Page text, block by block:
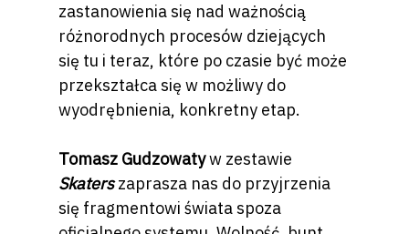
zastanowienia się nad ważnością
różnorodnych procesów dziejących
się tu i teraz, które po czasie być może
przekształca się w możliwy do
wyodrębnienia, konkretny etap.
Tomasz Gudzowatyw zestawie
Skaterszaprasza nas do przyjrzenia
się fragmentowi świata spoza